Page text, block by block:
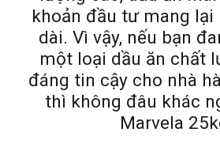
khoản đầu tư mang lại
dài. Vì vậy, nếu bạn
một loại dầu ăn chất
đáng tin cậy cho nhà
thì không đâu khác
Marvela